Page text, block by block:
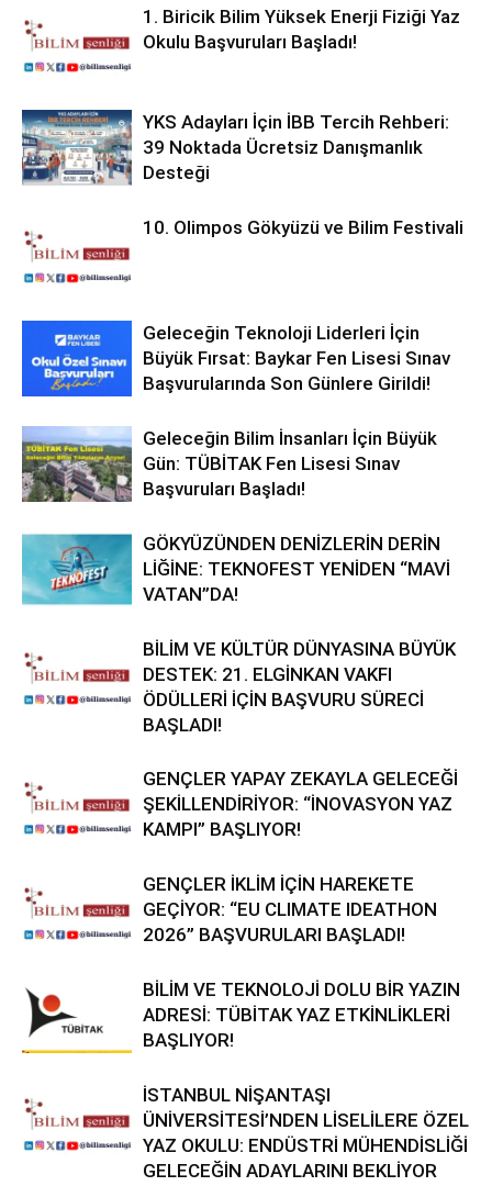
1. Biricik Bilim Yüksek Enerji Fiziği Yaz
Okulu Başvuruları Başladı!
YKS Adayları İçin İBB Tercih Rehberi:
39 Noktada Ücretsiz Danışmanlık
Desteği
10. Olimpos Gökyüzü ve Bilim Festivali
Geleceğin Teknoloji Liderleri İçin
Büyük Fırsat: Baykar Fen Lisesi Sınav
Başvurularında Son Günlere Girildi!
Geleceğin Bilim İnsanları İçin Büyük
Gün: TÜBİTAK Fen Lisesi Sınav
Başvuruları Başladı!
GÖKYÜZÜNDEN DENİZLERİN DERİN
LİĞİNE: TEKNOFEST YENİDEN “MAVİ
VATAN”DA!
BİLİM VE KÜLTÜR DÜNYASINA BÜYÜK
DESTEK: 21. ELGİNKAN VAKFI
ÖDÜLLERİ İÇİN BAŞVURU SÜRECİ
BAŞLADI!
GENÇLER YAPAY ZEKAYLA GELECEĞİ
ŞEKİLLENDİRİYOR: “İNOVASYON YAZ
KAMPI” BAŞLIYOR!
GENÇLER İKLİM İÇİN HAREKETE
GEÇİYOR: “EU CLIMATE IDEATHON
2026” BAŞVURULARI BAŞLADI!
BİLİM VE TEKNOLOJİ DOLU BİR YAZIN
ADRESİ: TÜBİTAK YAZ ETKİNLİKLERİ
BAŞLIYOR!
İSTANBUL NİŞANTAŞI
ÜNİVERSİTESİ’NDEN LİSELİLERE ÖZEL
YAZ OKULU: ENDÜSTRİ MÜHENDİSLİĞİ
GELECEĞİN ADAYLARINI BEKLİYOR